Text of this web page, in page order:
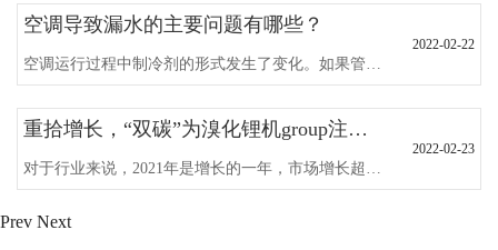
空调导致漏水的主要问题有哪些？
2022-02-22
重拾增长，“双碳”为溴化锂机group注入新的活力
2022-02-23
Prev Next